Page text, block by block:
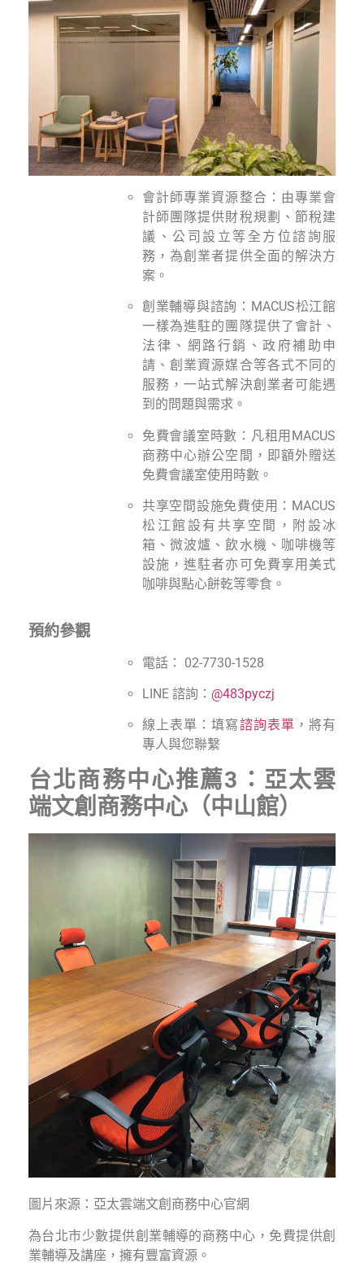
會計師專業資源整合：由專業會
計師團隊提供財稅規劃、節稅建
議、公司設立等全方位諮詢服
務，為創業者提供全面的解決方
案。
創業輔導與諮詢：MACUS松江館
一樣為進駐的團隊提供了會計、
法律、網路行銷、政府補助申
請、創業資源媒合等各式不同的
服務，一站式解決創業者可能遇
到的問題與需求。
免費會議室時數：凡租用MACUS
商務中心辦公空間，即額外贈送
免費會議室使用時數。
共享空間設施免費使用：MACUS
松江館設有共享空間，附設冰
箱、微波爐、飲水機、咖啡機等
設施，進駐者亦可免費享用美式
咖啡與點心餅乾等零食。
預約參觀
電話： 02-7730-1528
LINE 諮詢： @483pyczj
線上表單：填寫諮詢表單 ，將有
專人與您聯繫
台北商務中心推薦3：亞太雲
端文創商務中心（中山館）
圖片來源：亞太雲端文創商務中心官網
為台北市少數提供創業輔導的商務中心，免費提供創
業輔導及講座，擁有豐富資源。